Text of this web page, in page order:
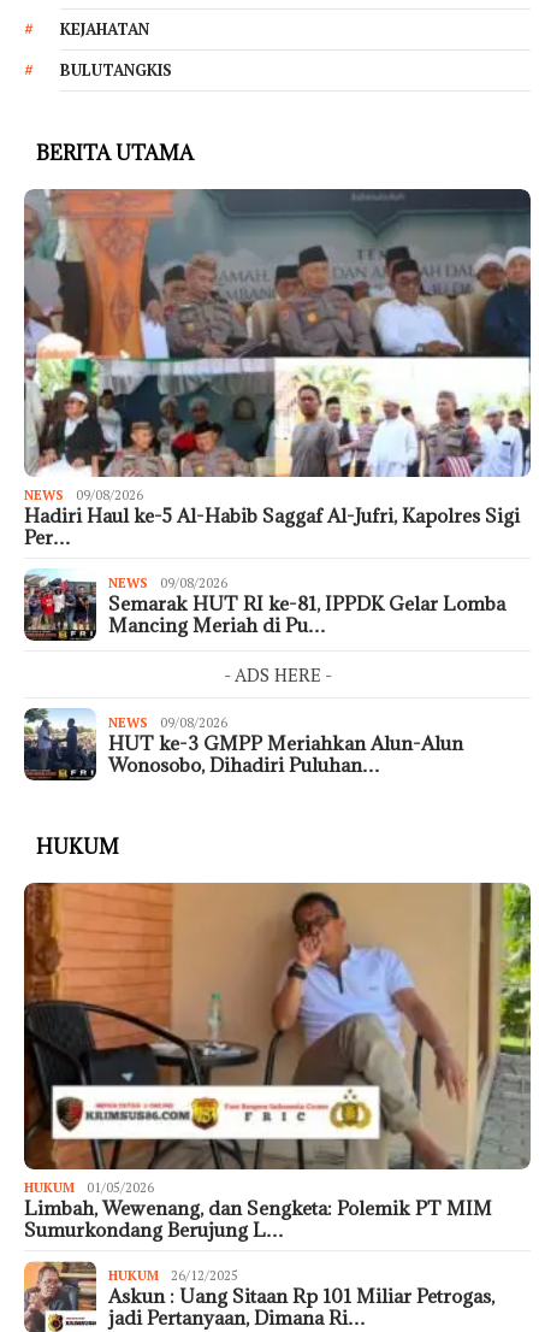
KEJAHATAN
BULUTANGKIS
BERITA UTAMA
NEWS 09/08/2026
Hadiri Haul ke-5 Al-Habib Saggaf Al-Jufri, Kapolres Sigi
Per…
NEWS 09/08/2026
Semarak HUT RI ke-81, IPPDK Gelar Lomba
Mancing Meriah di Pu…
- ADS HERE -
NEWS 09/08/2026
HUT ke-3 GMPP Meriahkan Alun-Alun
Wonosobo, Dihadiri Puluhan…
HUKUM
HUKUM 01/05/2026
Limbah, Wewenang, dan Sengketa: Polemik PT MIM
Sumurkondang Berujung L…
HUKUM 26/12/2025
Askun : Uang Sitaan Rp 101 Miliar Petrogas,
jadi Pertanyaan, Dimana Ri…